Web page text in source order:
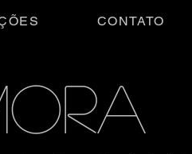
CONTATO